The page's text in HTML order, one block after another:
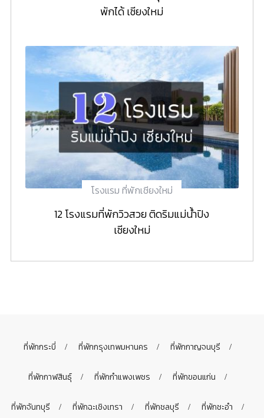
พักได้ เชียงใหม่
โรงแรม ที่พักเชียงใหม่
12 โรงแรมที่พักวิวสวย ติดริมแม่น้ำปิง
เชียงใหม่
ที่พักกระบี่ ที่พักกรุงเทพมหานคร ที่พักกาญจนบุรี
ที่พักกาฬสินธุ์ ที่พักกำแพงเพชร ที่พักขอนแก่น
ที่พักจันทบุรี ที่พักฉะเชิงเทรา ที่พักชลบุรี ที่พักชะอำ